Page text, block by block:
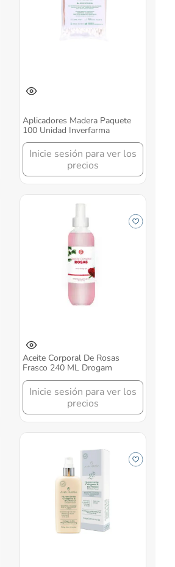
Aplicadores Madera Paquete
100 Unidad Inverfarma
Inicie sesión para ver los
precios
Aceite Corporal De Rosas
Frasco 240 ML Drogam
Inicie sesión para ver los
precios